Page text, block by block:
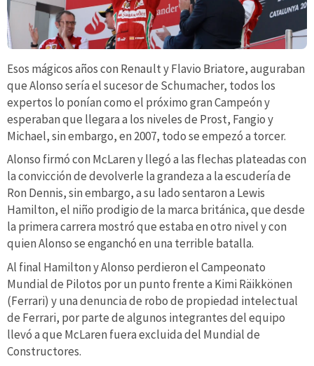
Esos mágicos años con Renault y Flavio Briatore, auguraban
que Alonso sería el sucesor de Schumacher, todos los
expertos lo ponían como el próximo gran Campeón y
esperaban que llegara a los niveles de Prost, Fangio y
Michael, sin embargo, en 2007, todo se empezó a torcer.
Alonso firmó con McLaren y llegó a las flechas plateadas con
la convicción de devolverle la grandeza a la escudería de
Ron Dennis, sin embargo, a su lado sentaron a Lewis
Hamilton, el niño prodigio de la marca británica, que desde
la primera carrera mostró que estaba en otro nivel y con
quien Alonso se enganchó en una terrible batalla.
Al final Hamilton y Alonso perdieron el Campeonato
Mundial de Pilotos por un punto frente a Kimi Räikkönen
(Ferrari) y una denuncia de robo de propiedad intelectual
de Ferrari, por parte de algunos integrantes del equipo
llevó a que McLaren fuera excluida del Mundial de
Constructores.